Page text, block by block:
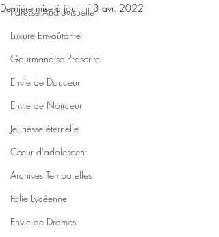
Paresse Audiovisuelle
Luxure Envoûtante
Gourmandise Proscrite
Envie de Douceur
Envie de Noirceur
Jeunesse éternelle
Cœur d'adolescent
Archives Temporelles
Folie Lycéenne
Envie de Drames
Dernière mise à jour :13 avr. 2022